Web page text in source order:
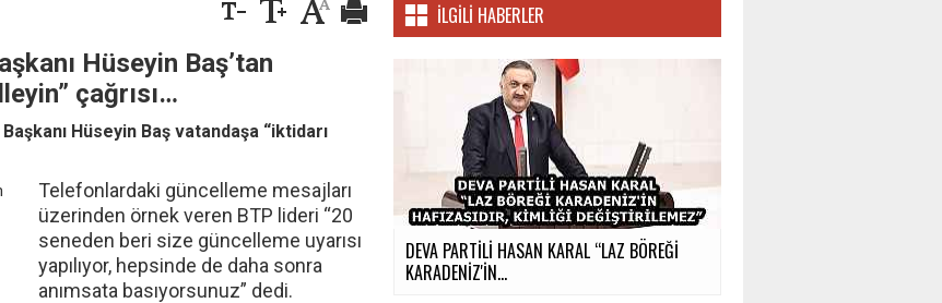
Hüseyin Baş’tan
çağrısı…
Hüseyin Baş vatandaşa “iktidarı
Telefonlardaki güncelleme mesajları
üzerinden örnek veren BTP lideri “20
seneden beri size güncelleme uyarısı
yapılıyor, hepsinde de daha sonra
anımsata basıyorsunuz” dedi.
İLGILI HABERLER
DEVA PARTİLİ HASAN KARAL “LAZ BÖREĞİ
KARADENİZ'İN...